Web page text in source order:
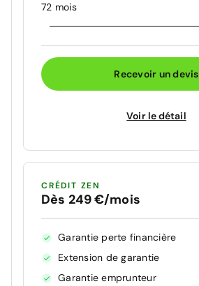
72 mois
Recevoir un devis
Voir le détail
CRÉDIT ZEN
Dès 249 €/mois
Garantie perte financière
Extension de garantie
Garantie emprunteur